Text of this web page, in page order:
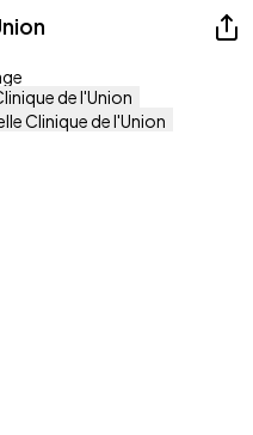
de l'Union
Clinique de l'Union